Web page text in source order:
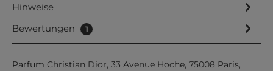
Hinweise
Bewertungen
1
Parfum Christian Dior, 33 Avenue Hoche, 75008 Paris,